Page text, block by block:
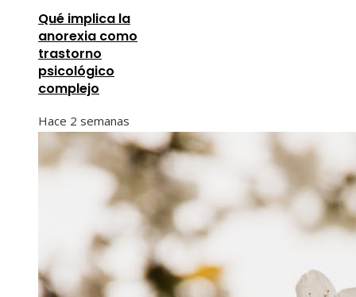
Qué implica la
anorexia como
trastorno
psicológico
complejo
Hace 2 semanas